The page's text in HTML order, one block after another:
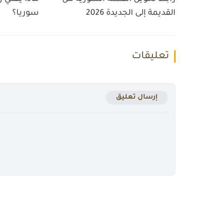
القديمة إلى الجديدة 2026
سوريا؟
تعليقات
إرسال تعليق